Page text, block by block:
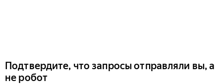
Подтвердите, что запросы отправляли вы, а
не робот